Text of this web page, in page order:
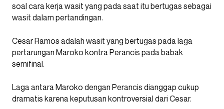
soal cara kerja wasit yang pada saat itu bertugas sebagai
wasit dalam pertandingan.
Cesar Ramos adalah wasit yang bertugas pada laga
pertarungan Maroko kontra Perancis pada babak
semifinal.
Laga antara Maroko dengan Perancis dianggap cukup
dramatis karena keputusan kontroversial dari Cesar.